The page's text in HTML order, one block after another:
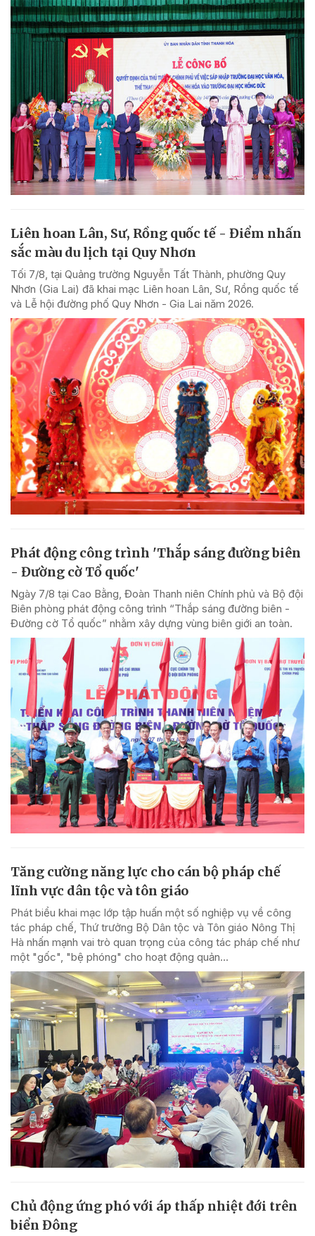
Liên hoan Lân, Sư, Rồng quốc tế - Điểm nhấn
sắc màu du lịch tại Quy Nhơn
Tối 7/8, tại Quảng trường Nguyễn Tất Thành, phường Quy
Nhơn (Gia Lai) đã khai mạc Liên hoan Lân, Sư, Rồng quốc tế
và Lễ hội đường phố Quy Nhơn - Gia Lai năm 2026.
Phát động công trình 'Thắp sáng đường biên
- Đường cờ Tổ quốc'
Ngày 7/8 tại Cao Bằng, Đoàn Thanh niên Chính phủ và Bộ đội
Biên phòng phát động công trình “Thắp sáng đường biên -
Đường cờ Tổ quốc” nhằm xây dựng vùng biên giới an toàn.
Tăng cường năng lực cho cán bộ pháp chế
lĩnh vực dân tộc và tôn giáo
Phát biểu khai mạc lớp tập huấn một số nghiệp vụ về công
tác pháp chế, Thứ trưởng Bộ Dân tộc và Tôn giáo Nông Thị
Hà nhấn mạnh vai trò quan trọng của công tác pháp chế như
một "gốc", "bệ phóng" cho hoạt động quản...
Chủ động ứng phó với áp thấp nhiệt đới trên
biển Đông